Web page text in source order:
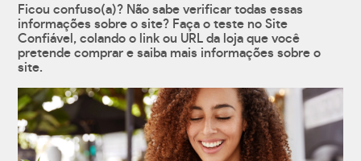
Ficou confuso(a)? Não sabe verificar todas essas
informações sobre o site? Faça o teste no Site
Confiável, colando o link ou URL da loja que você
pretende comprar e saiba mais informações sobre o
site.